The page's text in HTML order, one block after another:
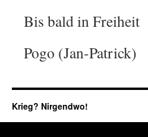
Bis bald in Freiheit
Pogo (Jan-Patrick)
Krieg? Nirgendwo!